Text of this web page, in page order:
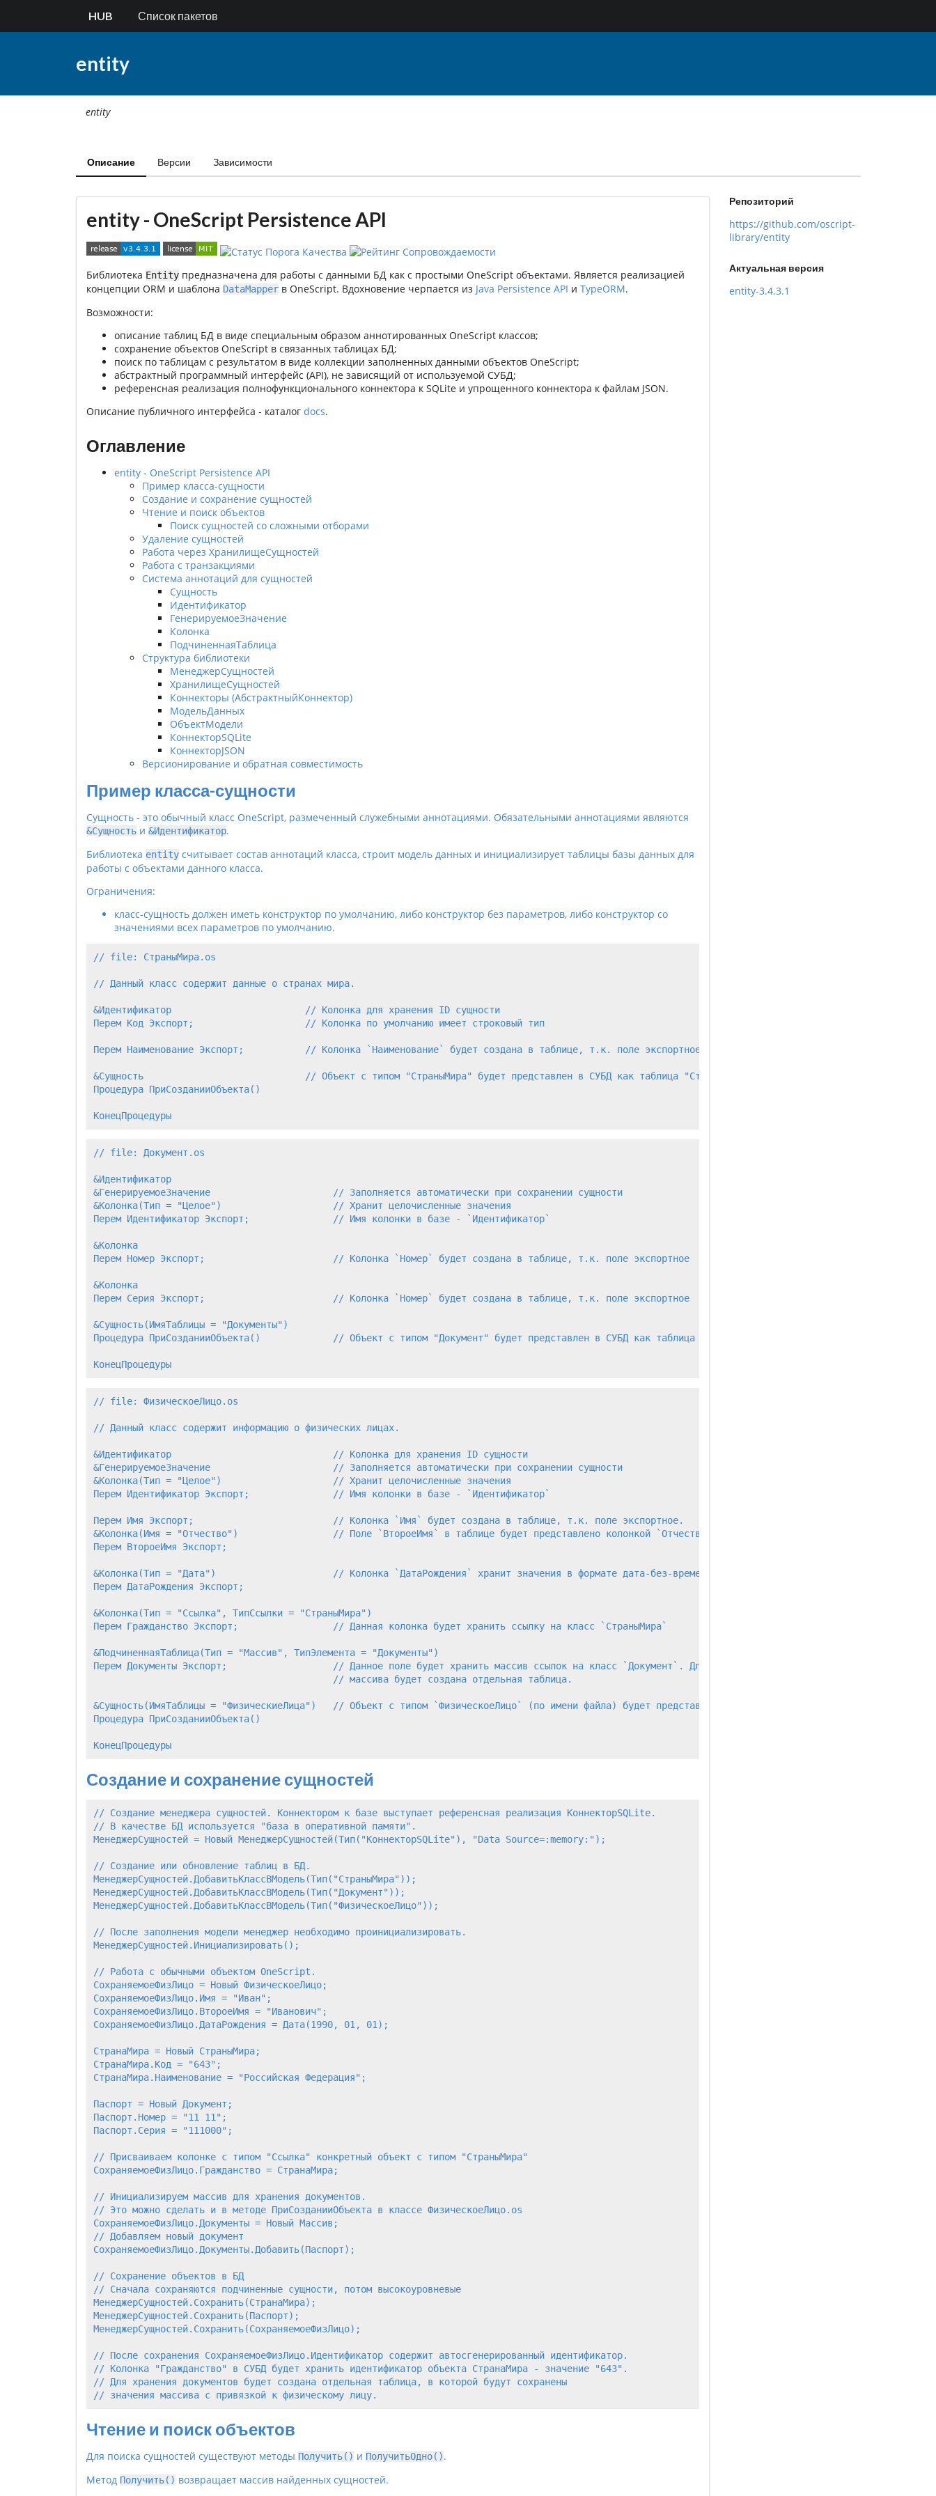
HUB Список пакетов
entity
entity
Описание Версии Зависимости
entity - OneScript Persistence API
Библиотека Entityпредназначена для работы с данными БД как с простыми OneScript объектами. Является реализацией
концепции ORM и шаблона DataMapperв OneScript. Вдохновение черпается из Java Persistence API и TypeORM.
Возможности:
описание таблиц БД в виде специальным образом аннотированных OneScript классов;
сохранение объектов OneScript в связанных таблицах БД;
поиск по таблицам с результатом в виде коллекции заполненных данными объектов OneScript;
абстрактный программный интерфейс (API), не зависящий от используемой СУБД;
референсная реализация полнофункционального коннектора к SQLite и упрощенного коннектора к файлам JSON.
Описание публичного интерфейса - каталог docs.
Оглавление
entity - OneScript Persistence API
Пример класса-сущности
Создание и сохранение сущностей
Чтение и поиск объектов
Поиск сущностей со сложными отборами
Удаление сущностей
Работа через ХранилищеСущностей
Работа с транзакциями
Система аннотаций для сущностей
Сущность
Идентификатор
ГенерируемоеЗначение
Колонка
ПодчиненнаяТаблица
Структура библиотеки
МенеджерСущностей
ХранилищеСущностей
Коннекторы (АбстрактныйКоннектор)
МодельДанных
ОбъектМодели
КоннекторSQLite
КоннекторJSON
Версионирование и обратная совместимость
Пример класса-сущности
Сущность - это обычный класс OneScript, размеченный служебными аннотациями. Обязательными аннотациями являются
&Сущностьи &Идентификатор.
Библиотека entityсчитывает состав аннотаций класса, строит модель данных и инициализирует таблицы базы данных для
работы с объектами данного класса.
Ограничения:
класс-сущность должен иметь конструктор по умолчанию, либо конструктор без параметров, либо конструктор со
значениями всех параметров по умолчанию.
// file: СтраныМира.os
// Данный класс содержит данные о странах мира.
&Идентификатор                        // Колонка для хранения ID сущности
Перем Код Экспорт;                    // Колонка по умолчанию имеет строковый тип
Перем Наименование Экспорт;           // Колонка `Наименование` будет создана в таблице, т.к. поле экспортное.
&Сущность                             // Объект с типом "СтраныМира" будет представлен в СУБД как таблица "СтраныМира"
Процедура ПриСозданииОбъекта()
КонецПроцедуры
// file: Документ.os
&Идентификатор
&ГенерируемоеЗначение                      // Заполняется автоматически при сохранении сущности
&Колонка(Тип = "Целое")                    // Хранит целочисленные значения
Перем Идентификатор Экспорт;               // Имя колонки в базе - `Идентификатор`
&Колонка
Перем Номер Экспорт;                       // Колонка `Номер` будет создана в таблице, т.к. поле экспортное
&Колонка
Перем Серия Экспорт;                       // Колонка `Номер` будет создана в таблице, т.к. поле экспортное
&Сущность(ИмяТаблицы = "Документы")
Процедура ПриСозданииОбъекта()             // Объект с типом "Документ" будет представлен в СУБД как таблица "Документы"
КонецПроцедуры
// file: ФизическоеЛицо.os
// Данный класс содержит информацию о физических лицах.
&Идентификатор                             // Колонка для хранения ID сущности
&ГенерируемоеЗначение                      // Заполняется автоматически при сохранении сущности
&Колонка(Тип = "Целое")                    // Хранит целочисленные значения
Перем Идентификатор Экспорт;               // Имя колонки в базе - `Идентификатор`
Перем Имя Экспорт;                         // Колонка `Имя` будет создана в таблице, т.к. поле экспортное.
&Колонка(Имя = "Отчество")                 // Поле `ВтороеИмя` в таблице будет представлено колонкой `Отчество`.
Перем ВтороеИмя Экспорт;
&Колонка(Тип = "Дата")                     // Колонка `ДатаРождения` хранит значения в формате дата-без-времени
Перем ДатаРождения Экспорт;
&Колонка(Тип = "Ссылка", ТипСсылки = "СтраныМира")
Перем Гражданство Экспорт;                 // Данная колонка будет хранить ссылку на класс `СтраныМира`
&ПодчиненнаяТаблица(Тип = "Массив", ТипЭлемента = "Документы")
Перем Документы Экспорт;                   // Данное поле будет хранить массив ссылок на класс `Документ`. Для хранения
                                           // массива будет создана отдельная таблица.
&Сущность(ИмяТаблицы = "ФизическиеЛица")   // Объект с типом `ФизическоеЛицо` (по имени файла) будет представлен в СУБД в виде таблицы `ФизическиеЛица`
Процедура ПриСозданииОбъекта()
КонецПроцедуры
Создание и сохранение сущностей
// Создание менеджера сущностей. Коннектором к базе выступает референсная реализация КоннекторSQLite.
// В качестве БД используется "база в оперативной памяти".
МенеджерСущностей = Новый МенеджерСущностей(Тип("КоннекторSQLite"), "Data Source=:memory:");
// Создание или обновление таблиц в БД.
МенеджерСущностей.ДобавитьКлассВМодель(Тип("СтраныМира"));
МенеджерСущностей.ДобавитьКлассВМодель(Тип("Документ"));
МенеджерСущностей.ДобавитьКлассВМодель(Тип("ФизическоеЛицо"));
// После заполнения модели менеджер необходимо проинициализировать.
МенеджерСущностей.Инициализировать();
// Работа с обычными объектом OneScript.
СохраняемоеФизЛицо = Новый ФизическоеЛицо;
СохраняемоеФизЛицо.Имя = "Иван";
СохраняемоеФизЛицо.ВтороеИмя = "Иванович";
СохраняемоеФизЛицо.ДатаРождения = Дата(1990, 01, 01);
СтранаМира = Новый СтраныМира;
СтранаМира.Код = "643";
СтранаМира.Наименование = "Российская Федерация";
Паспорт = Новый Документ;
Паспорт.Номер = "11 11";
Паспорт.Серия = "111000";
// Присваиваем колонке с типом "Ссылка" конкретный объект с типом "СтраныМира"
СохраняемоеФизЛицо.Гражданство = СтранаМира;
// Инициализируем массив для хранения документов.
// Это можно сделать и в методе ПриСозданииОбъекта в классе ФизическоеЛицо.os
СохраняемоеФизЛицо.Документы = Новый Массив;
// Добавляем новый документ
СохраняемоеФизЛицо.Документы.Добавить(Паспорт);
// Сохранение объектов в БД
// Сначала сохраняются подчиненные сущности, потом высокоуровневые
МенеджерСущностей.Сохранить(СтранаМира);
МенеджерСущностей.Сохранить(Паспорт);
МенеджерСущностей.Сохранить(СохраняемоеФизЛицо);
// После сохранения СохраняемоеФизЛицо.Идентификатор содержит автосгенерированный идентификатор.
// Колонка "Гражданство" в СУБД будет хранить идентификатор объекта СтранаМира - значение "643".
// Для хранения документов будет создана отдельная таблица, в которой будут сохранены
Чтение и поиск объектов
Для поиска сущностей существуют методы Получить() и ПолучитьОдно().
Метод Получить() возвращает массив найденных сущностей.
Репозиторий
https://github.com/oscript-
library/entity
Актуальная версия
entity-3.4.3.1